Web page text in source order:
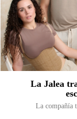
La Jalea
La compañía